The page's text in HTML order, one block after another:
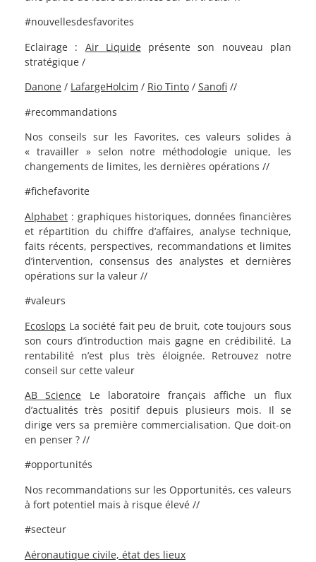
#nouvellesdesfavorites
Eclairage : Air Liquideprésente son nouveau plan
stratégique /
Danone / LafargeHolcim / Rio Tinto / Sanofi //
#recommandations
Nos conseils sur les Favorites, ces valeurs solides à
« travailler » selon notre méthodologie unique, les
changements de limites, les dernières opérations //
#fichefavorite
Alphabet : graphiques historiques, données financières
et répartition du chiffre d’affaires, analyse technique,
faits récents, perspectives, recommandations et limites
d’intervention, consensus des analystes et dernières
opérations sur la valeur //
#valeurs
Ecoslops La société fait peu de bruit, cote toujours sous
son cours d’introduction mais gagne en crédibilité. La
rentabilité n’est plus très éloignée. Retrouvez notre
conseil sur cette valeur
AB Science Le laboratoire français affiche un flux
d’actualités très positif depuis plusieurs mois. Il se
dirige vers sa première commercialisation. Que doit-on
en penser ? //
#opportunités
Nos recommandations sur les Opportunités, ces valeurs
à fort potentiel mais à risque élevé //
#secteur
Aéronautique civile, état des lieux